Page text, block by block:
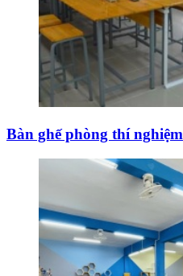
Bàn ghế phòng thí nghiệm